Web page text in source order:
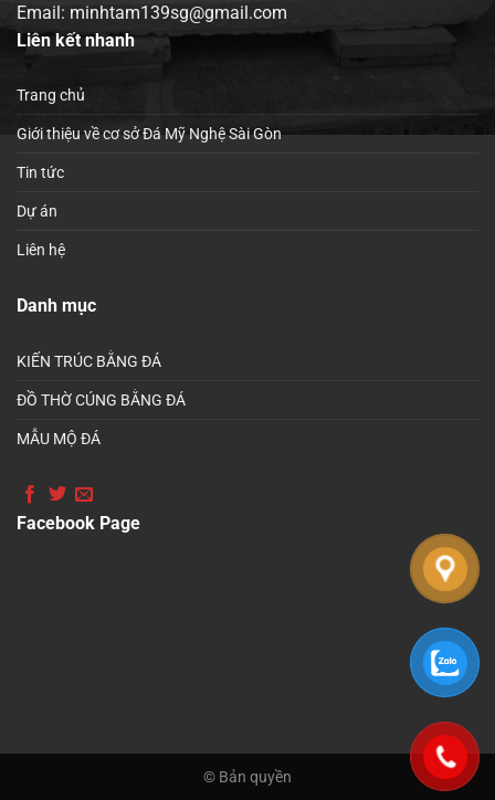
Email: minhtam139sg@gmail.com
Liên kết nhanh
Trang chủ
Giới thiệu về cơ sở Đá Mỹ Nghệ Sài Gòn
Tin tức
Dự án
Liên hệ
Danh mục
KIẾN TRÚC BẰNG ĐÁ
ĐỒ THỜ CÚNG BẰNG ĐÁ
MẪU MỘ ĐÁ
Facebook Page
© Bản quyền